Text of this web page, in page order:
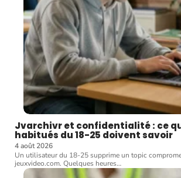
Jvarchivr et confidentialité : ce
habitués du 18-25 doivent savoir
4 août 2026
Un utilisateur du 18-25 supprime un topic
jeuxvideo.com. Quelques heures…